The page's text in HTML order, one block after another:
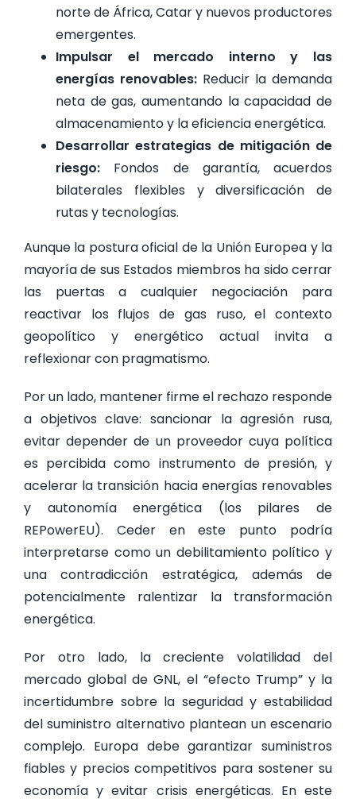
norte de África, Catar y nuevos productores
emergentes.
Impulsar el mercado interno y las
energías renovables: Reducir la demanda
neta de gas, aumentando la capacidad de
almacenamiento y la eficiencia energética.
Desarrollar estrategias de mitigación de
riesgo:Fondos de garantía, acuerdos
bilaterales flexibles y diversificación de
rutas y tecnologías.
Aunque la postura oficial de la Unión Europea y la
mayoría de sus Estados miembros ha sido cerrar
las puertas a cualquier negociación para
reactivar los flujos de gas ruso, el contexto
geopolítico y energético actual invita a
reflexionar con pragmatismo.
Por un lado, mantener firme el rechazo responde
a objetivos clave: sancionar la agresión rusa,
evitar depender de un proveedor cuya política
es percibida como instrumento de presión, y
acelerar la transición hacia energías renovables
y autonomía energética (los pilares de
REPowerEU). Ceder en este punto podría
interpretarse como un debilitamiento político y
una contradicción estratégica, además de
potencialmente ralentizar la transformación
energética.
Por otro lado, la creciente volatilidad del
mercado global de GNL, el “efecto Trump” y la
incertidumbre sobre la seguridad y estabilidad
del suministro alternativo plantean un escenario
complejo. Europa debe garantizar suministros
fiables y precios competitivos para sostener su
economía y evitar crisis energéticas. En este